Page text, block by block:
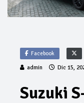
Facebook
admin Dic 15,
Suzuki